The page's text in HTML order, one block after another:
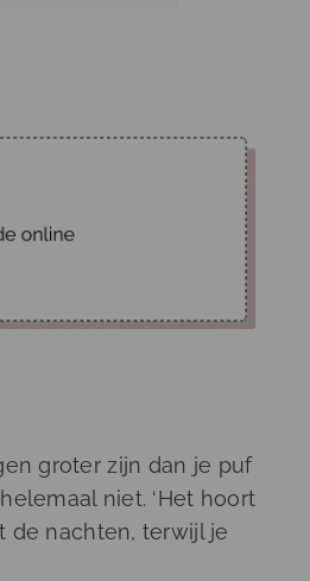
groter zijn dan je puf
niet. ‘Het hoort
de nachten, terwijl je